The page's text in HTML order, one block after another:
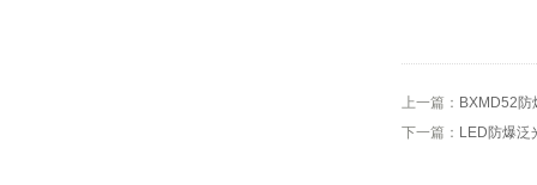
上一篇： BXMD52防
下一篇： LED防爆泛